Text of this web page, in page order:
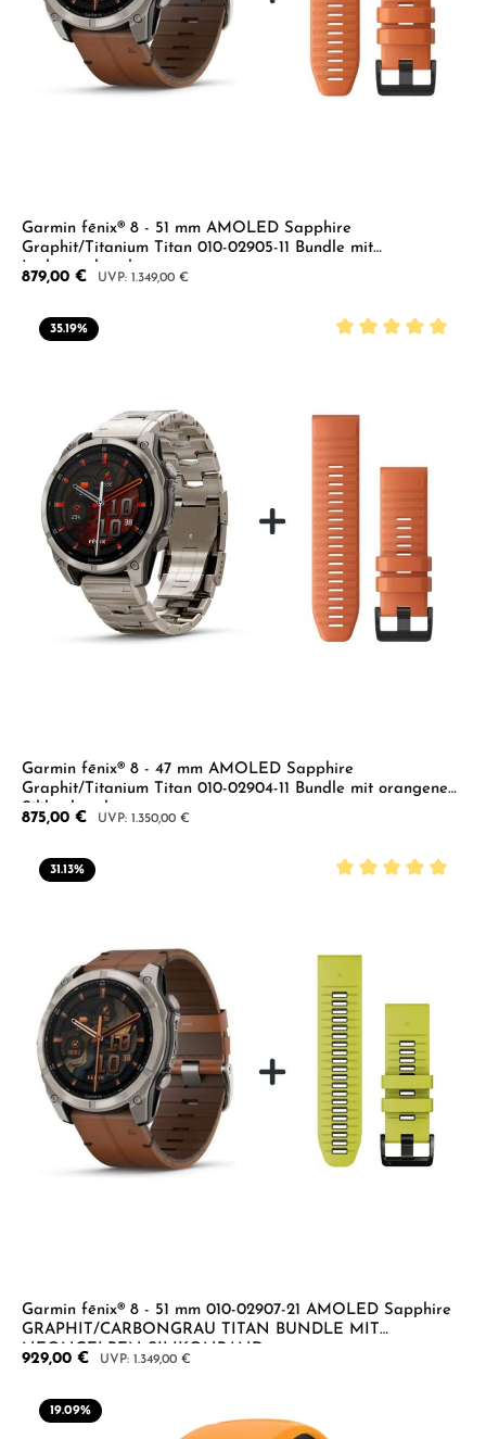
Garmin fēnix® 8 - 51 mm AMOLED Sapphire
Graphit/Titanium Titan 010-02905-11 Bundle mit
Lederarmband
Verkaufspreis:
879,00 € Regulärer Preis:
1.349,00 €
35.19%
Garmin fēnix® 8 - 47 mm AMOLED Sapphire
Graphit/Titanium Titan 010-02904-11 Bundle mit orangenem
Silikonband
Verkaufspreis:
875,00 € Regulärer Preis:
1.350,00 €
31.13%
Garmin fēnix® 8 - 51 mm 010-02907-21 AMOLED Sapphire
GRAPHIT/CARBONGRAU TITAN BUNDLE MIT
NEONGELBEN SILIKONBAND
Verkaufspreis:
929,00 € Regulärer Preis:
1.349,00 €
19.09%